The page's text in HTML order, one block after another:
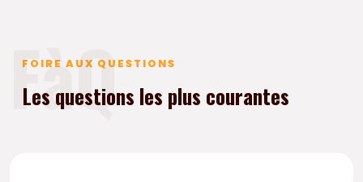
FàQ
FOIRE AUX QUESTIONS
Les questions les plus courantes